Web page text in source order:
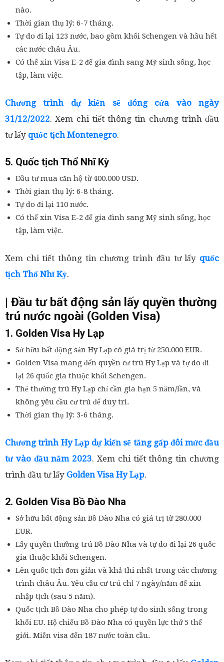
nào.
Thời gian thụ lý: 6-7 tháng.
Tự do đi lại 123 nước, bao gồm khối Schengen và hầu hết
các nước châu Âu.
Có thể xin Visa E-2 để gia đình sang Mỹ sinh sống, học
tập, làm việc.
Chương trình dự kiến sẽ đóng cửa vào ngày
31/12/2022. Xem chi tiết thông tin chương trình đầu
tư lấy quốc tịch Montenegro.
5. Quốc tịch Thổ Nhĩ Kỳ
Đầu tư mua căn hộ từ 400.000 USD.
Thời gian thụ lý: 6-8 tháng.
Tự do đi lại 110 nước.
Có thể xin Visa E-2 để gia đình sang Mỹ sinh sống, học
tập, làm việc.
Xem chi tiết thông tin chương trình đầu tư lấy quốc
tịch Thổ Nhĩ Kỳ.
| Đầu tư bất động sản lấy quyền thường
trú nước ngoài (Golden Visa)
1. Golden Visa Hy Lạp
Sở hữu bất động sản Hy Lạp có giá trị từ 250.000 EUR.
Golden Visa mang đến quyền cư trú Hy Lạp và tự do đi
lại 26 quốc gia thuộc khối Schengen.
Thẻ thường trú Hy Lạp chỉ cần gia hạn 5 năm/lần, và
không yêu cầu cư trú để duy trì.
Thời gian thụ lý: 3-6 tháng.
Chương trình Hy Lạp dự kiến sẽ tăng gấp đôi mức đầu
tư vào đầu năm 2023. Xem chi tiết thông tin chương
trình đầu tư lấy Golden Visa Hy Lạp.
2. Golden Visa Bồ Đào Nha
Sở hữu bất động sản Bồ Đào Nha có giá trị từ 280.000
EUR.
Lấy quyền thường trú Bồ Đào Nha và tự do đi lại 26 quốc
gia thuộc khối Schengen.
Lên quốc tịch đơn giản và khả thi nhất trong các chương
trình châu Âu. Yêu cầu cư trú chỉ 7 ngày/năm để xin
nhập tịch (sau 5 năm).
Quốc tịch Bồ Đào Nha cho phép tự do sinh sống trong
khối EU. Hộ chiếu Bồ Đào Nha có quyền lực thứ 5 thế
giới. Miễn visa đến 187 nước toàn cầu.